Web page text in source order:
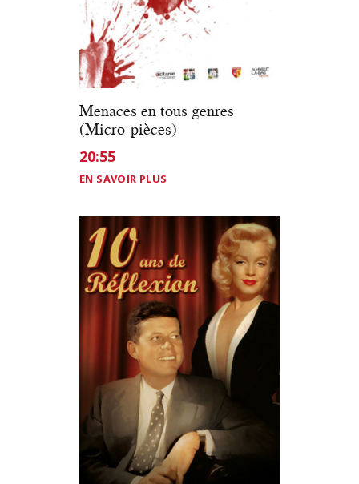
Menaces en tous genres
(Micro-pièces)
20:55
EN SAVOIR PLUS